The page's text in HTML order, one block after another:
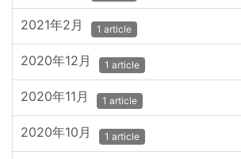
2021年2月 1 article
2020年12月 1 article
2020年11月 1 article
2020年10月 1 article